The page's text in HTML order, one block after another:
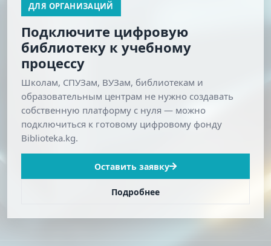
ДЛЯ ОРГАНИЗАЦИЙ
Подключите цифровую
библиотеку к учебному
процессу
Школам, СПУЗам, ВУЗам, библиотекам и
образовательным центрам не нужно создавать
собственную платформу с нуля — можно
подключиться к готовому цифровому фонду
Biblioteka.kg.
Оставить заявку
Подробнее